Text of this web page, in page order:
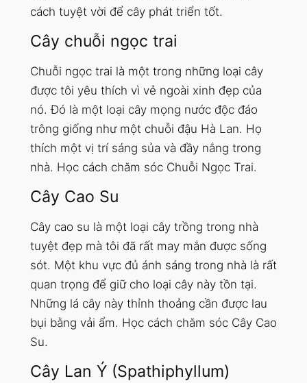
cách tuyệt vời để cây phát triển tốt.
Cây chuỗi ngọc trai
Chuỗi ngọc trai là một trong những loại cây
được tôi yêu thích vì vẻ ngoài xinh đẹp của
nó. Đó là một loại cây mọng nước độc đáo
trông giống như một chuỗi đậu Hà Lan. Họ
thích một vị trí sáng sủa và đầy nắng trong
nhà. Học cách chăm sóc Chuỗi Ngọc Trai.
Cây Cao Su
Cây cao su là một loại cây trồng trong nhà
tuyệt đẹp mà tôi đã rất may mắn được sống
sót. Một khu vực đủ ánh sáng trong nhà là rất
quan trọng để giữ cho loại cây này tồn tại.
Những lá cây này thỉnh thoảng cần được lau
bụi bằng vải ẩm. Học cách chăm sóc Cây Cao
Su.
Cây Lan Ý (Spathiphyllum)